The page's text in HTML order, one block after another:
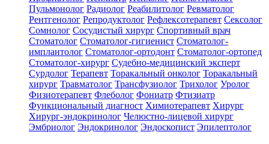
Пульмонолог Радиолог Реабилитолог Ревматолог
Рентгенолог Репродуктолог Рефлексотерапевт Сексолог
Сомнолог Сосудистый хирург Спортивный врач
Стоматолог Стоматолог-гигиенист Стоматолог-
имплантолог Стоматолог-ортодонт Стоматолог-ортопед
Стоматолог-хирург Судебно-медицинский эксперт
Сурдолог Терапевт Торакальный онколог Торакальный
хирург Травматолог Трансфузиолог Трихолог Уролог
Физиотерапевт Флеболог Фониатр Фтизиатр
Функциональный диагност Химиотерапевт Хирург
Хирург-эндокринолог Челюстно-лицевой хирург
Эмбриолог Эндокринолог Эндоскопист Эпилептолог